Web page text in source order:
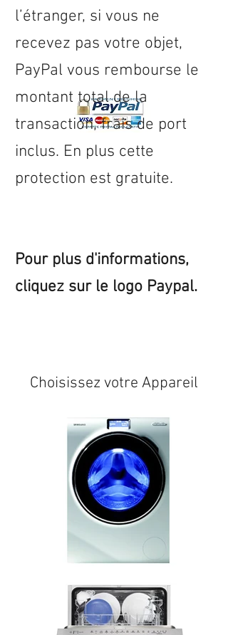
l’étranger, si vous ne
recevez pas votre objet,
PayPal vous rembourse le
montant total de la
transaction, frais de port
inclus. En plus cette
protection est gratuite.
Pour plus d'informations,
cliquez sur le logo Paypal.
Choisissez votre Appareil